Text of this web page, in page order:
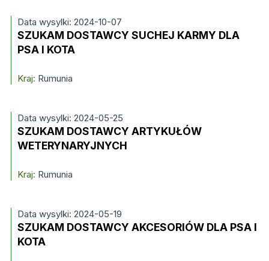
Data wysylki: 2024-10-07
SZUKAM DOSTAWCY SUCHEJ KARMY DLA
PSA I KOTA
Kraj: Rumunia
Data wysylki: 2024-05-25
SZUKAM DOSTAWCY ARTYKUŁÓW
WETERYNARYJNYCH
Kraj: Rumunia
Data wysylki: 2024-05-19
SZUKAM DOSTAWCY AKCESORIÓW DLA PSA I
KOTA